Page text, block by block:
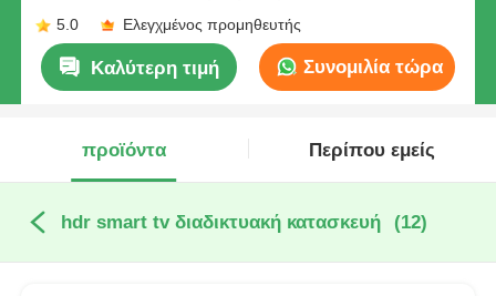
5.0
Ελεγχμένος προμηθευτής
Καλύτερη τιμή Συνομιλία τώρα
προϊόντα Περίπου εμείς
hdr smart tv διαδικτυακή κατασκευή (12)